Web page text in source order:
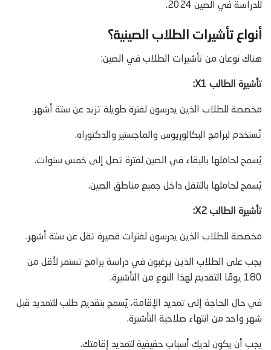
للدراسة في الصين 2024.
أنواع تأشيرات الطلاب الصينية؟
هناك نوعان من تأشيرات الطلاب في الصين:
تأشيرة الطالب X1:
مخصصة للطلاب الذين يدرسون لفترة طويلة تزيد عن ستة أشهر.
تُستخدم لبرامج البكالوريوس والماجستير والدكتوراه.
يُسمح لحاملها بالبقاء في الصين لفترة تصل إلى خمس سنوات.
يُسمح لحاملها بالتنقل داخل جميع مناطق الصين.
تأشيرة الطالب X2:
مخصصة للطلاب الذين يدرسون لفترات قصيرة تقل عن ستة أشهر.
يجب على الطلاب الذين يرغبون في دراسة برامج تستمر لأقل من
180 يومًا التقديم لهذا النوع من التأشيرة.
في حال الحاجة إلى تمديد الإقامة، يُسمح بتقديم طلب للتمديد قبل
شهر واحد من انتهاء صلاحية التأشيرة.
يجب أن يكون لديك أسباب حقيقية لتمديد إقامتك.